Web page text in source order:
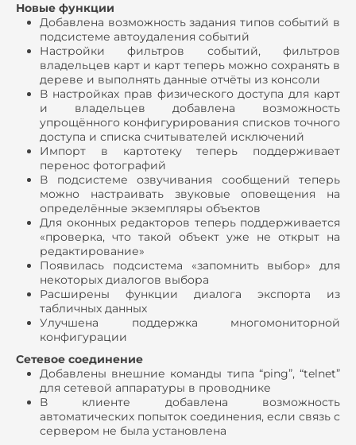
Новые функции
Добавлена возможность задания типов событий в
подсистеме автоудаления событий
Настройки фильтров событий, фильтров
владельцев карт и карт теперь можно сохранять в
дереве и выполнять данные отчёты из консоли
В настройках прав физического доступа для карт
и владельцев добавлена возможность
упрощённого конфигурирования списков точного
доступа и списка считывателей исключений
Импорт в картотеку теперь поддерживает
перенос фотографий
В подсистеме озвучивания сообщений теперь
можно настраивать звуковые оповещения на
определённые экземпляры объектов
Для оконных редакторов теперь поддерживается
«проверка, что такой объект уже не открыт на
редактирование»
Появилась подсистема «запомнить выбор» для
некоторых диалогов выбора
Расширены функции диалога экспорта из
табличных данных
Улучшена поддержка многомониторной
конфигурации
Сетевое соединение
Добавлены внешние команды типа “ping”, “telnet”
для сетевой аппаратуры в проводнике
В клиенте добавлена возможность
автоматических попыток соединения, если связь с
сервером не была установлена